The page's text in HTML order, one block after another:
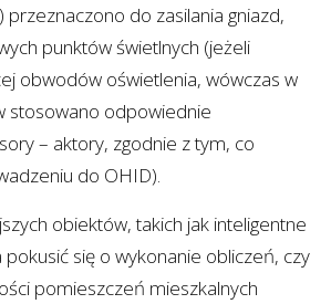
przeznaczono do zasilania gniazd,
punktów świetlnych (jeżeli
obwodów oświetlenia, wówczas w
stosowano odpowiednie
– aktory, zgodnie z tym, co
do OHID).
obiektów, takich jak inteligentne
się o wykonanie obliczeń, czy
pomieszczeń mieszkalnych